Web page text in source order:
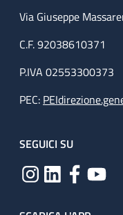
Via Giuseppe
C.F. 92038610371
P.IVA 02553300373
PEC:
SEGUICI SU